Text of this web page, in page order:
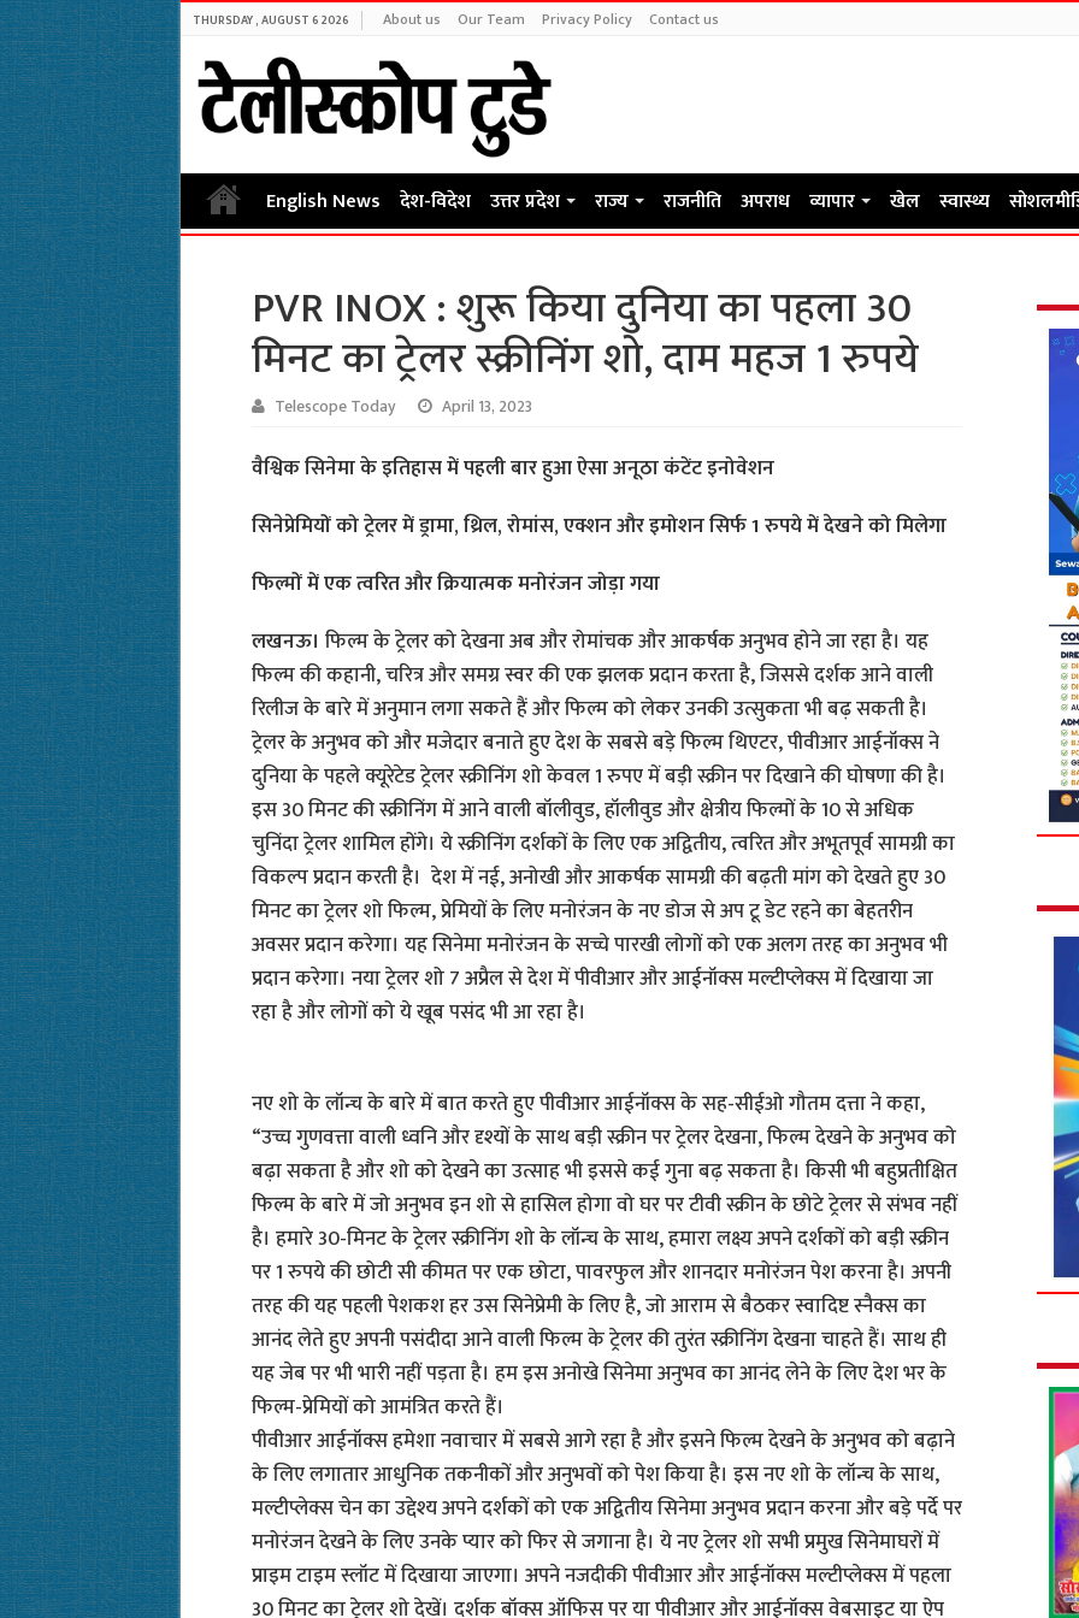
THURSDAY , AUGUST 6 2026 About us Our Team Privacy Policy Contact us
English News देश-विदेश उत्तर प्रदेश राज्य राजनीति अपराध व्यापार खेल स्वास्थ्य
PVR INOX : शुरू किया दुनिया का पहला 30
मिनट का ट्रेलर स्क्रीनिंग शो, दाम महज 1 रुपये
Telescope Today April 13, 2023
वैश्विक सिनेमा के इतिहास में पहली बार हुआ ऐसा अनूठा कंटेंट इनोवेशन
सिनेप्रेमियों को ट्रेलर में ड्रामा, थ्रिल, रोमांस, एक्शन और इमोशन सिर्फ 1 रुपये में देखने को मिलेगा
फिल्मों में एक त्वरित और क्रियात्मक मनोरंजन जोड़ा गया
लखनऊ। फिल्म के ट्रेलर को देखना अब और रोमांचक और आकर्षक अनुभव होने जा रहा है। यह
फिल्म की कहानी, चरित्र और समग्र स्वर की एक झलक प्रदान करता है, जिससे दर्शक आने वाली
रिलीज के बारे में अनुमान लगा सकते हैं और फिल्म को लेकर उनकी उत्सुकता भी बढ़ सकती है।
ट्रेलर के अनुभव को और मजेदार बनाते हुए देश के सबसे बड़े फिल्म थिएटर, पीवीआर आईनॉक्स ने
दुनिया के पहले क्यूरेटेड ट्रेलर स्क्रीनिंग शो केवल 1 रुपए में बड़ी स्क्रीन पर दिखाने की घोषणा की है।
इस 30 मिनट की स्क्रीनिंग में आने वाली बॉलीवुड, हॉलीवुड और क्षेत्रीय फिल्मों के 10 से अधिक
चुनिंदा ट्रेलर शामिल होंगे। ये स्क्रीनिंग दर्शकों के लिए एक अद्वितीय, त्वरित और अभूतपूर्व सामग्री का
विकल्प प्रदान करती है। देश में नई, अनोखी और आकर्षक सामग्री की बढ़ती मांग को देखते हुए 30
मिनट का ट्रेलर शो फिल्म, प्रेमियों के लिए मनोरंजन के नए डोज से अप टू डेट रहने का बेहतरीन
अवसर प्रदान करेगा। यह सिनेमा मनोरंजन के सच्चे पारखी लोगों को एक अलग तरह का अनुभव भी
प्रदान करेगा। नया ट्रेलर शो 7 अप्रैल से देश में पीवीआर और आईनॉक्स मल्टीप्लेक्स में दिखाया जा
रहा है और लोगों को ये खूब पसंद भी आ रहा है।
नए शो के लॉन्च के बारे में बात करते हुए पीवीआर आईनॉक्स के सह-सीईओ गौतम दत्ता ने कहा,
“उच्च गुणवत्ता वाली ध्वनि और दृश्यों के साथ बड़ी स्क्रीन पर ट्रेलर देखना, फिल्म देखने के अनुभव को
बढ़ा सकता है और शो को देखने का उत्साह भी इससे कई गुना बढ़ सकता है। किसी भी बहुप्रतीक्षित
फिल्म के बारे में जो अनुभव इन शो से हासिल होगा वो घर पर टीवी स्क्रीन के छोटे ट्रेलर से संभव नहीं
है। हमारे 30-मिनट के ट्रेलर स्क्रीनिंग शो के लॉन्च के साथ, हमारा लक्ष्य अपने दर्शकों को बड़ी स्क्रीन
पर 1 रुपये की छोटी सी कीमत पर एक छोटा, पावरफुल और शानदार मनोरंजन पेश करना है। अपनी
तरह की यह पहली पेशकश हर उस सिनेप्रेमी के लिए है, जो आराम से बैठकर स्वादिष्ट स्नैक्स का
आनंद लेते हुए अपनी पसंदीदा आने वाली फिल्म के ट्रेलर की तुरंत स्क्रीनिंग देखना चाहते हैं। साथ ही
यह जेब पर भी भारी नहीं पड़ता है। हम इस अनोखे सिनेमा अनुभव का आनंद लेने के लिए देश भर के
फिल्म-प्रेमियों को आमंत्रित करते हैं।
पीवीआर आईनॉक्स हमेशा नवाचार में सबसे आगे रहा है और इसने फिल्म देखने के अनुभव को बढ़ाने
के लिए लगातार आधुनिक तकनीकों और अनुभवों को पेश किया है। इस नए शो के लॉन्च के साथ,
मल्टीप्लेक्स चेन का उद्देश्य अपने दर्शकों को एक अद्वितीय सिनेमा अनुभव प्रदान करना और बड़े पर्दे पर
मनोरंजन देखने के लिए उनके प्यार को फिर से जगाना है। ये नए ट्रेलर शो सभी प्रमुख सिनेमाघरों में
प्राइम टाइम स्लॉट में दिखाया जाएगा। अपने नजदीकी पीवीआर और आईनॉक्स मल्टीप्लेक्स में पहला
30 मिनट का ट्रेलर शो देखें। दर्शक बॉक्स ऑफिस पर या पीवीआर और आईनॉक्स वेबसाइट या ऐप